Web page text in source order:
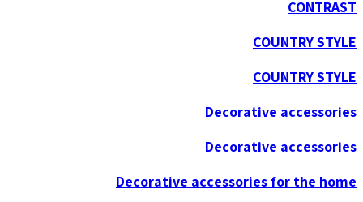
CONTRAST
COUNTRY STYLE
COUNTRY STYLE
Decorative accessories
Decorative accessories
Decorative accessories for the home